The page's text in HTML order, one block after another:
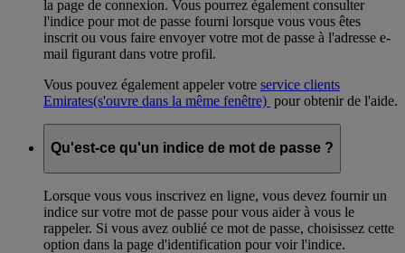
la page de connexion. Vous pourrez également consulter
l'indice pour mot de passe fourni lorsque vous vous êtes
inscrit ou vous faire envoyer votre mot de passe à l'adresse e-
mail figurant dans votre profil.
Vous pouvez également appeler votre service clients
Emirates(s'ouvre dans la même fenêtre) pour obtenir de l'aide.
Qu'est-ce qu'un indice de mot de passe ?
Lorsque vous vous inscrivez en ligne, vous devez fournir un
indice sur votre mot de passe pour vous aider à vous le
rappeler. Si vous avez oublié ce mot de passe, choisissez cette
option dans la page d'identification pour voir l'indice.